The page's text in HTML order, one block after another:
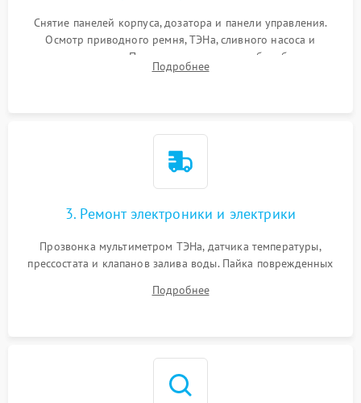
Снятие панелей корпуса, дозатора и панели управления.
Осмотр приводного ремня, ТЭНа, сливного насоса и
амортизаторов. Проверка подшипников барабана и
крестовины на износ, а манжеты люка на разрывы.
Подробнее
3. Ремонт электроники и электрики
Прозвонка мультиметром ТЭНа, датчика температуры,
прессостата и клапанов залива воды. Пайка поврежденных
Восстановление целостности проводки и контактов.
Подробнее